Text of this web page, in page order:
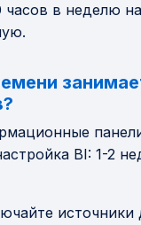
часов в неделю
BI: 1-2
источники